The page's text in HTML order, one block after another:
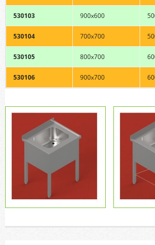
530103 900x600
530104 700x700
530105 800x700
530106 900x700